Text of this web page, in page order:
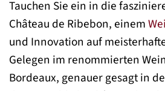
Tauchen Sie ein in die
Château de Ribebon, einem
und Innovation auf
Gelegen im renommierten
Bordeaux, genauer gesagt in